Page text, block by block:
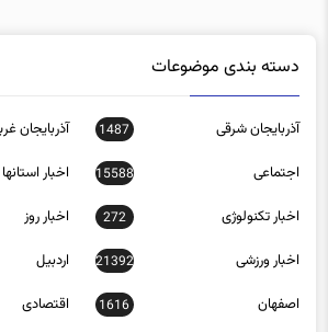
آذربایجان شرقی
اجتماعی 15588 اخبار استانها
اخبار تکنولوژی 272 اخبار روز
اخبار ورزشی 21392 اردبیل
اصفهان 1616 اقتصادی
البرز 809 ایلام